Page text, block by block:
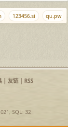
123456.si qu.pw
| 友链| RSS
SQL: 32